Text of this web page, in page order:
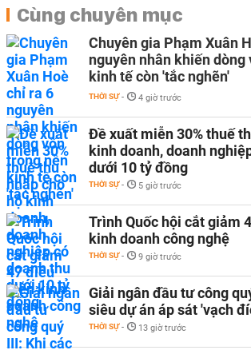
Cùng chuyên mục
Chuyên gia Phạm Xuân
nguyên nhân khiến dòng
kinh tế còn 'tắc nghẽn'
THỜI SỰ - 4 giờ trước
Đề xuất miễn 30% thuế
kinh doanh, doanh
dưới 10 tỷ đồng
THỜI SỰ - 5 giờ trước
Trình Quốc hội cắt giảm
kinh doanh công nghệ
THỜI SỰ - 9 giờ trước
Giải ngân đầu tư công
siêu dự án áp sát 'vạch
THỜI SỰ - 13 giờ trước